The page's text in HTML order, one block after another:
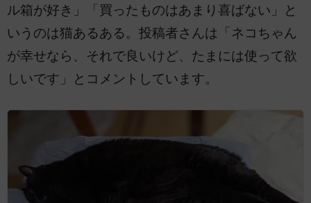
ル箱が好き」「買ったものはあまり喜ばない」と
いうのは猫あるある。投稿者さんは「ネコちゃん
が幸せなら、それで良いけど、たまには使って欲
しいです」とコメントしています。